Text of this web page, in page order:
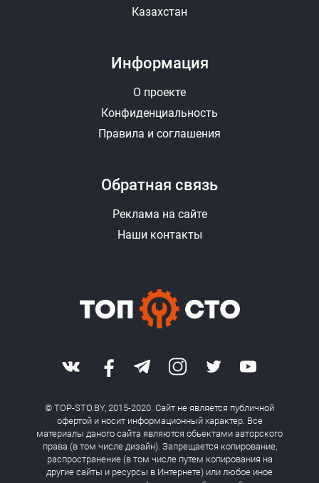
Казахстан
Информация
О проекте
Конфиденциальность
Правила и соглашения
Обратная связь
Реклама на сайте
Наши контакты
© TOP-STO.BY, 2015-2020. Сайт не является публичной
офертой и носит информационный характер. Все
материалы даного сайта являются обьектами авторского
права (в том числе дизайн). Запрещается копирование,
распространение (в том числе путем копирования на
другие сайты и ресурсы в Интернете) или любое иное